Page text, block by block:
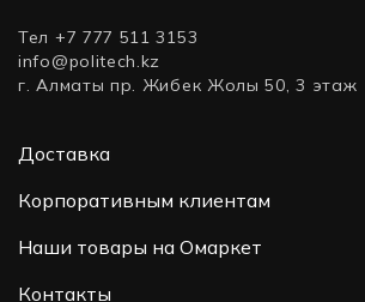
Тел +7 777 511 3153
info@politech.kz
г. Алматы пр. Жибек Жолы 50, 3 этаж
Доставка
Корпоративным клиентам
Наши товары на Омаркет
Контакты